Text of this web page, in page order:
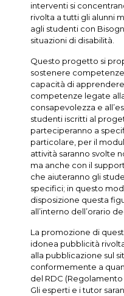
interventi si
rivolta a tutti gli alunni
agli studenti con
situazioni di disabilità.
Questo progetto si
sostenere
capacità di
competenze legate
consapevolezza e
studenti iscritti al
parteciperanno a
particolare, per il
attività saranno svolte
ma anche con il
che aiuteranno gli
specifici; in questo
disposizione questa
all’interno dell’orario
La promozione di
idonea pubblicità
alla pubblicazione sul
conformemente a
del RDC
Gli esperti e i tutor